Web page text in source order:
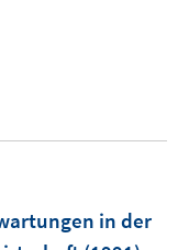
ö
n
e
in der